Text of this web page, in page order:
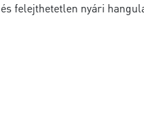
felejthetetlen nyári